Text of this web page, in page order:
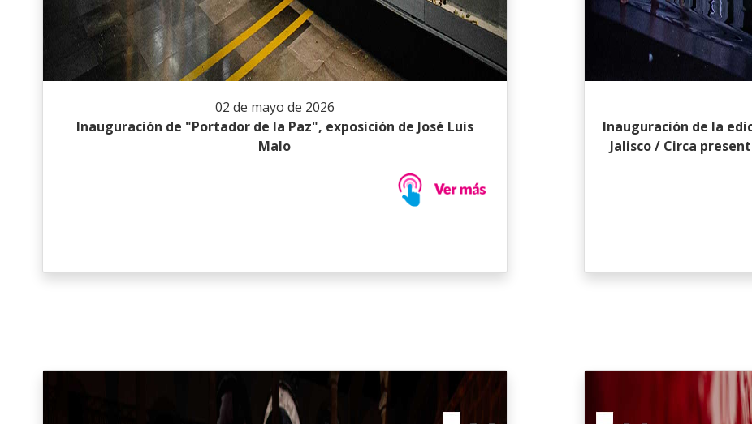
02 de mayo de 2026
Inauguración de "Portador de la Paz", exposición de José Luis
Malo
Inauguración de la
Jalisco / Circa